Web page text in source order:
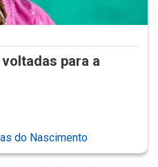
para a
do Nascimento